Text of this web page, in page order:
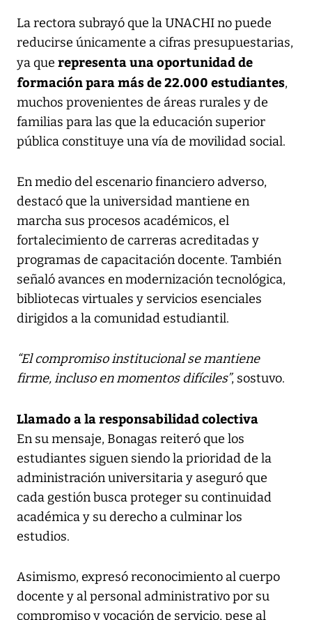
La rectora subrayó que la UNACHI no puede
reducirse únicamente a cifras presupuestarias,
ya que representa una oportunidad de
formación para más de 22.000 estudiantes,
muchos provenientes de áreas rurales y de
familias para las que la educación superior
pública constituye una vía de movilidad social.
En medio del escenario financiero adverso,
destacó que la universidad mantiene en
marcha sus procesos académicos, el
fortalecimiento de carreras acreditadas y
programas de capacitación docente. También
señaló avances en modernización tecnológica,
bibliotecas virtuales y servicios esenciales
dirigidos a la comunidad estudiantil.
“El compromiso institucional se mantiene
firme, incluso en momentos difíciles”, sostuvo.
Llamado a la responsabilidad colectiva
En su mensaje, Bonagas reiteró que los
estudiantes siguen siendo la prioridad de la
administración universitaria y aseguró que
cada gestión busca proteger su continuidad
académica y su derecho a culminar los
estudios.
Asimismo, expresó reconocimiento al cuerpo
docente y al personal administrativo por su
compromiso y vocación de servicio, pese al